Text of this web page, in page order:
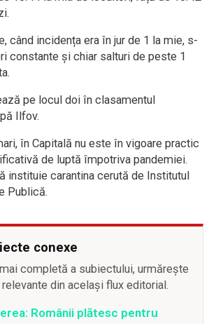
când incidența era în jur de 1 la mie, s-
constante și chiar salturi de peste 1
pe locul doi în clasamentul
Ilfov.
în Capitală nu este în vigoare practic
de luptă împotriva pandemiei.
instituie carantina cerută de Institutul
Publică.
conexe
completă a subiectului, urmărește
din același flux editorial.
Românii plătesc pentru